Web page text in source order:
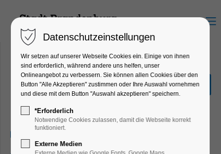
Menu
Beauty of Steel: Viktor
Mácha|Industriefotografie
Ausstellung
Datenschutzeinstellungen
Wir setzen auf unserer Webseite Cookies ein. Einige von ihnen
sind erforderlich, während andere uns helfen, unser
Onlineangebot zu verbessern. Sie können allen Cookies über den
Button "Alle Akzeptieren" zustimmen oder Ihre Auswahl vornehmen
und diese mit dem Button "Auswahl akzeptieren" speichern.
*Erforderlich
Notwendige Cookies zulassen, damit die Webseite korrekt
funktioniert.
Externe Medien